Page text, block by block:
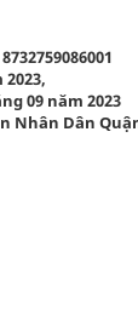
09 năm 2023
Nhân Dân